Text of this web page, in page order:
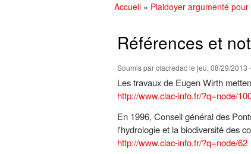
Accueil » Plaidoyer argumenté
Références et
Soumis parclacredacle jeu, 08/29/2013
Les travaux de Eugen Wirth
http://www.clac-info.fr/?q=node/
En 1996, Conseil général des
l'hydrologie et la biodiversité des
http://www.clac-info.fr/?q=node/62